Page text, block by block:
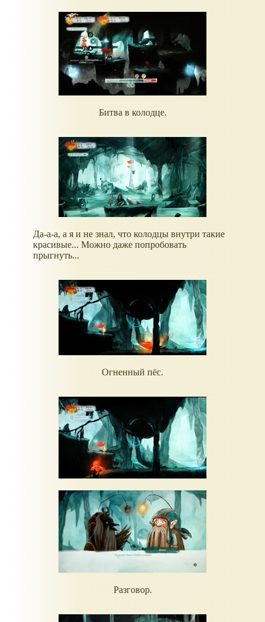
Битва в колодце.
Да-а-а, а я и не знал, что колодцы внутри такие
красивые... Можно даже попробовать
прыгнуть...
Огненный пёс.
Разговор.